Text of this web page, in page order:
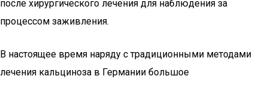
после хирургического лечения для наблюдения за
процессом заживления.
В настоящее время наряду с традиционными методами
лечения кальциноза в Германии большое